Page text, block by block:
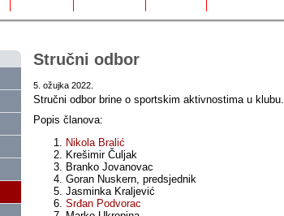
Stručni odbor
5. ožujka 2022.
Stručni odbor brine o sportskim aktivnostima u klubu.
Popis članova:
Nikola Bralić
Krešimir Čuljak
Branko Jovanovac
Goran Nuskern, predsjednik
Jasminka Kraljević
Srđan Podvorac